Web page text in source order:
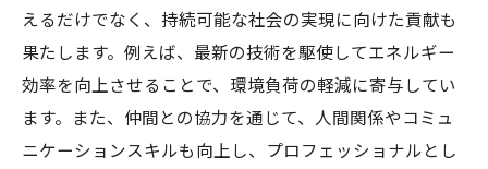
えるだけでなく、持続可能な社会の実現に向けた貢献も
果たします。例えば、最新の技術を駆使してエネルギー
効率を向上させることで、環境負荷の軽減に寄与してい
ます。また、仲間との協力を通じて、人間関係やコミュ
ニケーションスキルも向上し、プロフェッショナルとし